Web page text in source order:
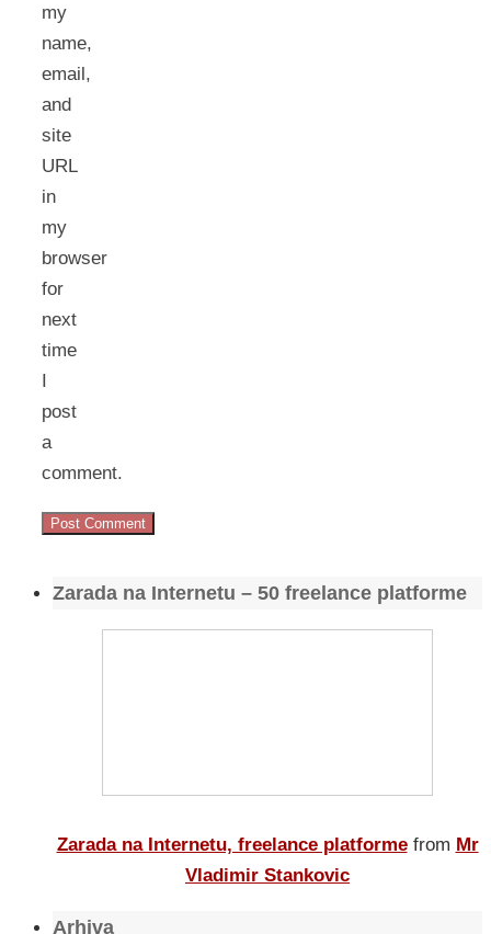
my
name,
email,
and
site
URL
in
my
browser
for
next
time
I
post
a
comment.
Zarada na Internetu – 50 freelance platforme
Zarada na Internetu, freelance platforme from Mr
Vladimir Stankovic
Arhiva